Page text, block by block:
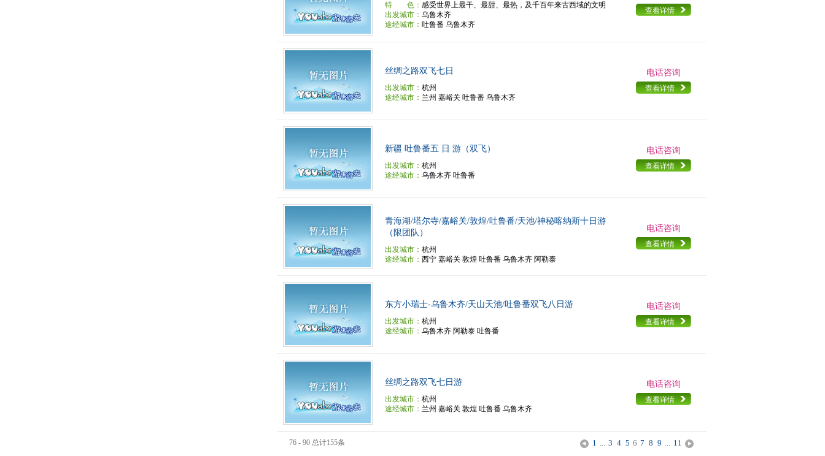
特 色： 感受世界上最干、最甜、最热，及千百年来古西域的文明
出发城市： 乌鲁木齐
途经城市： 吐鲁番 乌鲁木齐
查看详情
丝绸之路双飞七日
出发城市： 杭州
途经城市： 兰州 嘉峪关 吐鲁番 乌鲁木齐
电话咨询
查看详情
新疆 吐鲁番五 日 游（双飞）
出发城市： 杭州
途经城市： 乌鲁木齐 吐鲁番
电话咨询
查看详情
青海湖/塔尔寺/嘉峪关/敦煌/吐鲁番/天池/神秘喀纳斯十日游
（限团队）
出发城市： 杭州
途经城市： 西宁 嘉峪关 敦煌 吐鲁番 乌鲁木齐 阿勒泰
电话咨询
查看详情
东方小瑞士-乌鲁木齐/天山天池/吐鲁番双飞八日游
出发城市： 杭州
途经城市： 乌鲁木齐 阿勒泰 吐鲁番
电话咨询
查看详情
丝绸之路双飞七日游
出发城市： 杭州
途经城市： 兰州 嘉峪关 敦煌 吐鲁番 乌鲁木齐
电话咨询
查看详情
< 1 ... 3 4 5 6 7 8 9 ... 11 >
76 - 90 总计155条